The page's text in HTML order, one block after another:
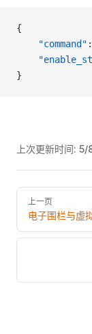
{
    "command"
:
}
上次更新时间: 5/
Pager
上一页
电子围栏与虚